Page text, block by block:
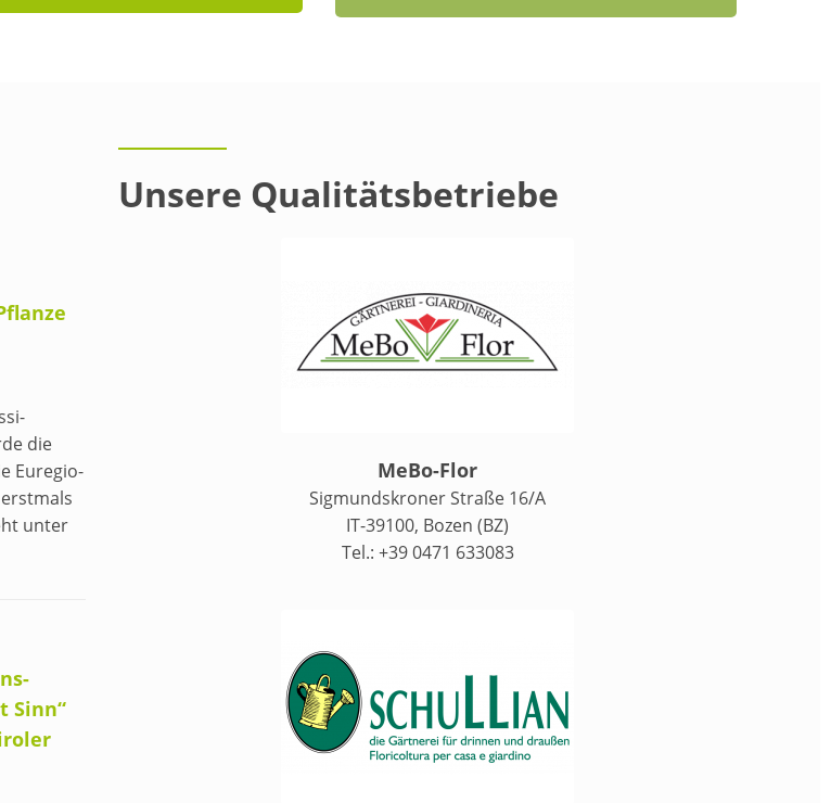
die
Euregio-
erstmals
unter
Sinn“
Unsere Qualitätsbetriebe
MeBo-Flor
Sigmundskroner Straße 16/A
IT-39100, Bozen (BZ)
Tel.: +39 0471 633083